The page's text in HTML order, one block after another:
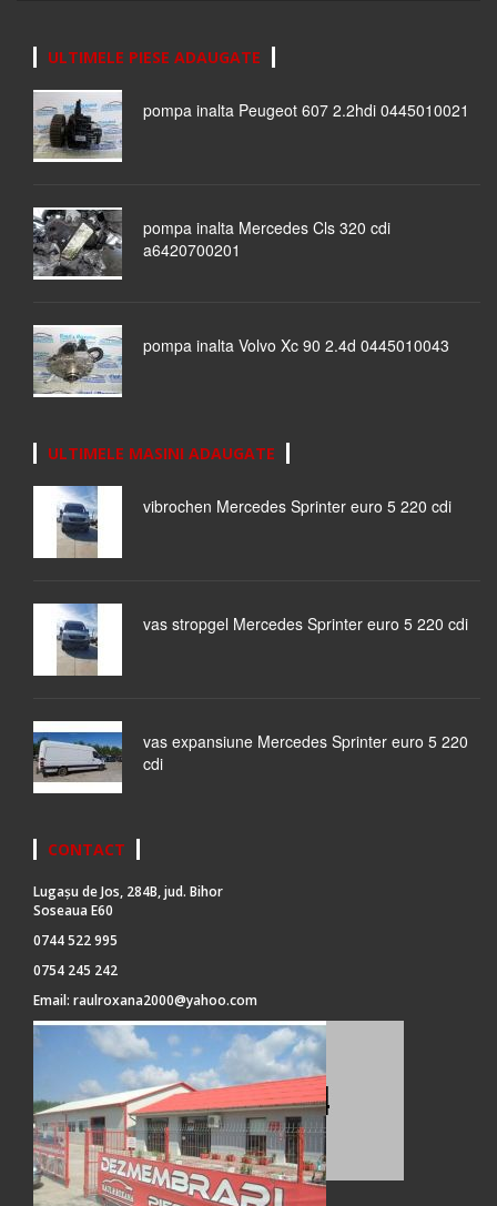
ULTIMELE PIESE ADAUGATE
pompa inalta Peugeot 607 2.2hdi 0445010021
pompa inalta Mercedes Cls 320 cdi
a6420700201
pompa inalta Volvo Xc 90 2.4d 0445010043
ULTIMELE MASINI ADAUGATE
vibrochen Mercedes Sprinter euro 5 220 cdi
vas stropgel Mercedes Sprinter euro 5 220 cdi
vas expansiune Mercedes Sprinter euro 5 220
cdi
CONTACT
Lugașu de Jos, 284B, jud. Bihor
Soseaua E60
0744 522 995
0754 245 242
Email: raulroxana2000@yahoo.com